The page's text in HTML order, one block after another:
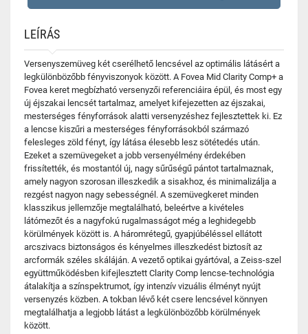
LEÍRÁS
Versenyszemüveg két cserélhető lencsével az optimális látásért a
legkülönbözőbb fényviszonyok között. A Fovea Mid Clarity Comp+ a
Fovea keret megbízható versenyzői referenciáira épül, és most egy
új éjszakai lencsét tartalmaz, amelyet kifejezetten az éjszakai,
mesterséges fényforrások alatti versenyzéshez fejlesztettek ki. Ez
a lencse kiszűri a mesterséges fényforrásokból származó
felesleges zöld fényt, így látása élesebb lesz sötétedés után.
Ezeket a szemüvegeket a jobb versenyélmény érdekében
frissítették, és mostantól új, nagy sűrűségű pántot tartalmaznak,
amely nagyon szorosan illeszkedik a sisakhoz, és minimalizálja a
rezgést nagyon nagy sebességnél. A szemüvegkeret minden
klasszikus jellemzője megtalálható, beleértve a kivételes
látómezőt és a nagyfokú rugalmasságot még a leghidegebb
körülmények között is. A háromrétegű, gyapjúbéléssel ellátott
arcszivacs biztonságos és kényelmes illeszkedést biztosít az
arcformák széles skáláján. A vezető optikai gyártóval, a Zeiss-szel
együttműködésben kifejlesztett Clarity Comp lencse-technológia
átalakítja a színspektrumot, így intenzív vizuális élményt nyújt
versenyzés közben. A tokban lévő két csere lencsével könnyen
megtalálhatja a legjobb látást a legkülönbözőbb körülmények
között.